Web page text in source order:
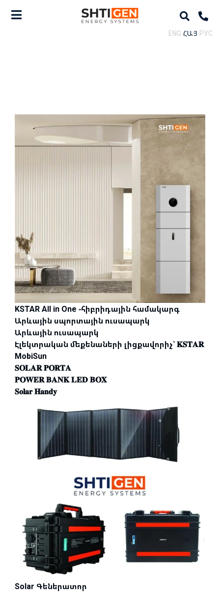
ENG ՀԱՅ РУС
KSTAR All in One -հիբրիդային համակարգ
Արևային սպորտային ուսապարկ
Արևային ուսապարկ
Էլեկտրական մեքենաների լիցքավորիչ՝ 𝐊𝐒𝐓𝐀𝐑
MobiSun
𝐒𝐎𝐋𝐀𝐑 𝐏𝐎𝐑𝐓𝐀
𝐏𝐎𝐖𝐄𝐑 𝐁𝐀𝐍𝐊 𝐋𝐄𝐃 𝐁𝐎𝐗
𝐒𝐨𝐥𝐚𝐫 𝐇𝐚𝐧𝐝𝐲
Solar Գեներատոր